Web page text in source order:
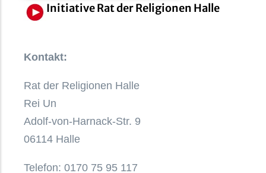
Initiative Rat der Religionen Halle
Kontakt:
Rat der Religionen Halle
Rei Un
Adolf-von-Harnack-Str. 9
06114 Halle
Telefon: 0170 75 95 117